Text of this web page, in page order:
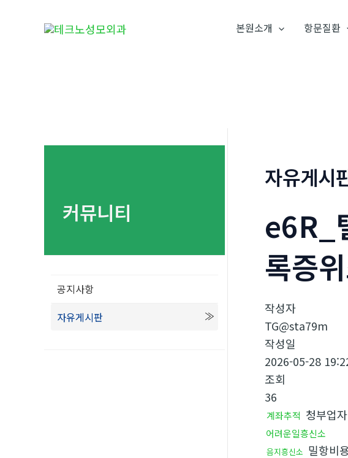
본원소개 항문질환
커뮤니티
공지사항
자유게시판
자유게시
e6R_
록증
작성자
TG@sta79m
작성일
2026-05-28
조회
36
계좌추적 청부업자
어려운일흥신소
음지흥신소 밀항비